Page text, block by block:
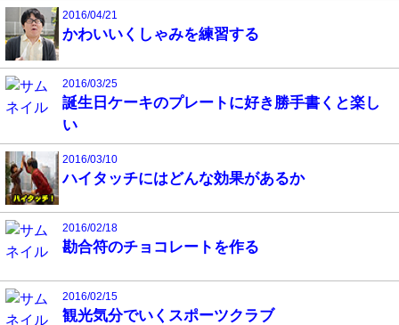
2016/04/21
かわいいくしゃみを練習する
2016/03/25
誕生日ケーキのプレートに好き勝手書くと楽し
い
2016/03/10
ハイタッチにはどんな効果があるか
2016/02/18
勘合符のチョコレートを作る
2016/02/15
観光気分でいくスポーツクラブ